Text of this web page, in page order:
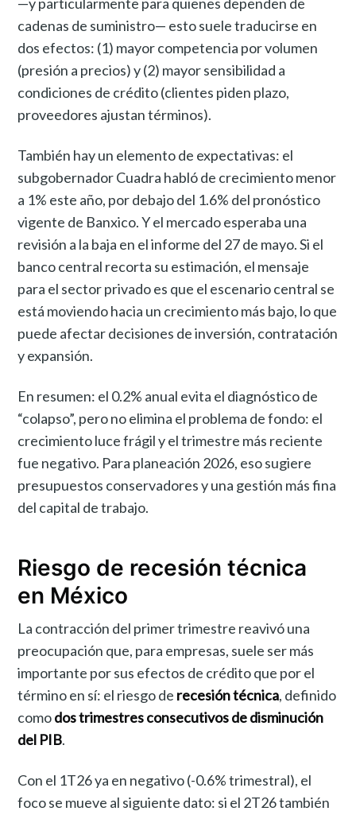
cadenas de suministro— esto suele traducirse en
dos efectos: (1) mayor competencia por volumen
(presión a precios) y (2) mayor sensibilidad a
condiciones de crédito (clientes piden plazo,
proveedores ajustan términos).
También hay un elemento de expectativas: el
subgobernador Cuadra habló de crecimiento menor
a 1% este año, por debajo del 1.6% del pronóstico
vigente de Banxico. Y el mercado esperaba una
revisión a la baja en el informe del 27 de mayo. Si el
banco central recorta su estimación, el mensaje
para el sector privado es que el escenario central se
está moviendo hacia un crecimiento más bajo, lo que
puede afectar decisiones de inversión, contratación
y expansión.
En resumen: el 0.2% anual evita el diagnóstico de
“colapso”, pero no elimina el problema de fondo: el
crecimiento luce frágil y el trimestre más reciente
fue negativo. Para planeación 2026, eso sugiere
presupuestos conservadores y una gestión más fina
del capital de trabajo.
Riesgo de recesión técnica
en México
La contracción del primer trimestre reavivó una
preocupación que, para empresas, suele ser más
importante por sus efectos de crédito que por el
término en sí: el riesgo de recesión técnica, definido
comodos trimestres consecutivos de disminución
del PIB.
Con el 1T26 ya en negativo (-0.6% trimestral), el
foco se mueve al siguiente dato: si el 2T26 también